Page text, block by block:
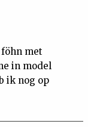
met
in model
ik nog op